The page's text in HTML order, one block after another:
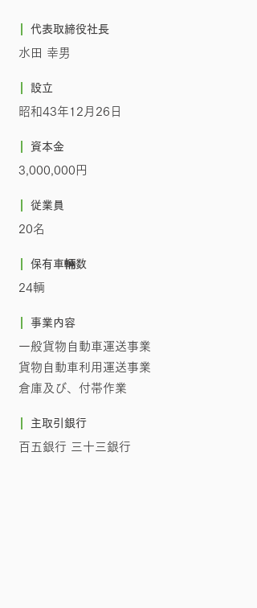
代表取締役社長
水田 幸男
設立
昭和43年12月26日
資本金
3,000,000円
従業員
20名
保有車輛数
24輌
事業内容
一般貨物自動車運送事業
貨物自動車利用運送事業
倉庫及び、付帯作業
主取引銀行
百五銀行 三十三銀行